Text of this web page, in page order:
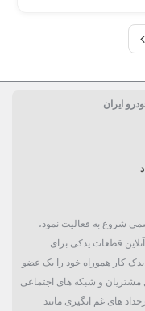
ایران
در سال 1393 بصورت رسمی شروع به فعالیت نمود،
قطعات یدکی برای
کار هموراه خود را یک عضو
مشتریان و شبکه های اجتماعی
های غم انگیزی مانند